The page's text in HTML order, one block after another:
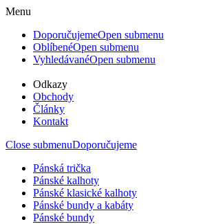
Menu
DoporučujemeOpen submenu
OblíbenéOpen submenu
VyhledávanéOpen submenu
Odkazy
Obchody
Články
Kontakt
Close submenuDoporučujeme
Pánská trička
Pánské kalhoty
Pánské klasické kalhoty
Pánské bundy a kabáty
Pánské bundy